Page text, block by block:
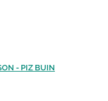
- PIZ BUIN